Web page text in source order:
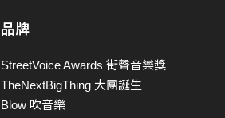
品牌
StreetVoice Awards 街聲音樂獎
TheNextBigThing 大團誕生
Blow 吹音樂